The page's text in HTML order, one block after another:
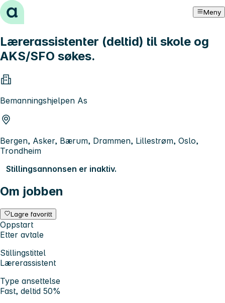
Hopp til innhold Meny
Lærerassistenter (deltid) til skole og
AKS/SFO søkes.
Bemanningshjelpen As
Bergen, Asker, Bærum, Drammen, Lillestrøm, Oslo,
Trondheim
Stillingsannonsen er inaktiv.
Om jobben
Lagre favoritt
Oppstart
Etter avtale
Stillingstittel
Lærerassistent
Type ansettelse
Fast, deltid 50%